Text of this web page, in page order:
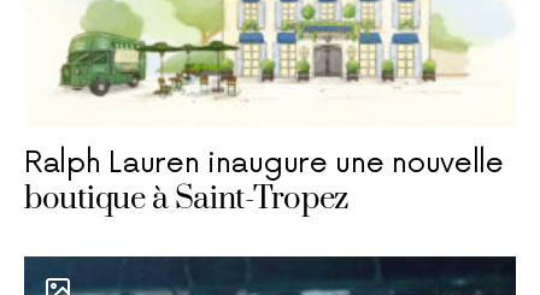
Ralph Lauren inaugure une nouvelle
boutique à Saint-Tropez